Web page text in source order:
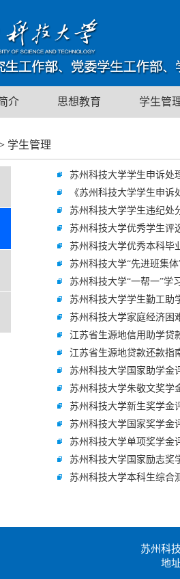
介 思想教育 学生管
学生管理
苏州科技大学学生申诉处
《苏州科技大学学生申诉
苏州科技大学学生违纪处
苏州科技大学优秀学生评
苏州科技大学优秀本科毕
苏州科技大学“先进班集
苏州科技大学“一帮一”学
苏州科技大学学生勤工助
苏州科技大学家庭经济困
江苏省生源地信用助学贷
江苏省生源地贷款还款指
苏州科技大学国家助学金
苏州科技大学朱敬文奖学
苏州科技大学新生奖学金
苏州科技大学国家奖学金
苏州科技大学单项奖学金
苏州科技大学国家励志奖
苏州科技大学本科生综合
苏州科
地